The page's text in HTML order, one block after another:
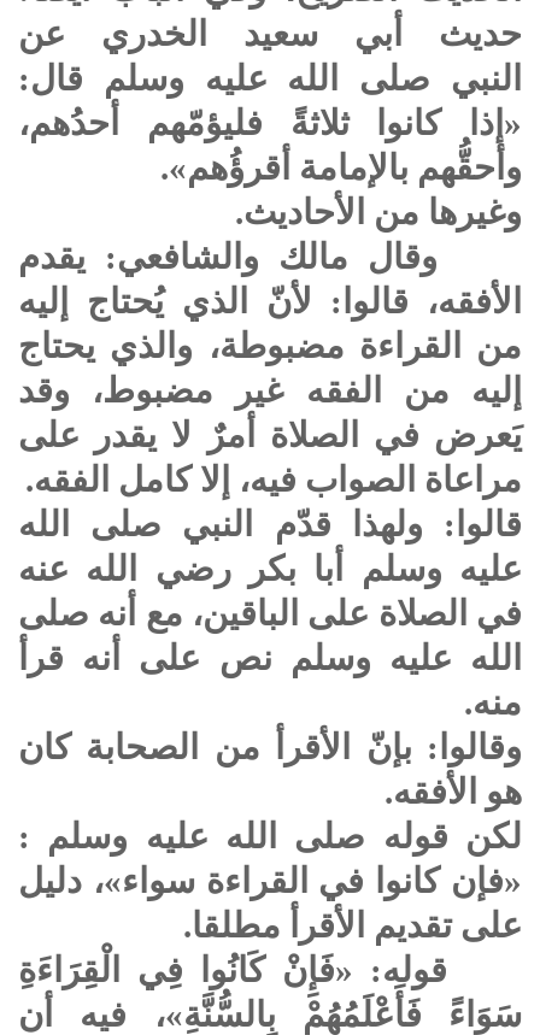
حديث أبي سعيد الخدري عن
النبي صلى الله عليه وسلم قال:
«إذا كانوا ثلاثةً فليؤمّهم أحدُهم،
وأحقُّهم بالإمامة أقرؤُهم».
وغيرها من الأحاديث.
وقال مالك والشافعي: يقدم
الأفقه، قالوا: لأنّ الذي يُحتاج إليه
من القراءة مضبوطة، والذي يحتاج
إليه من الفقه غير مضبوط، وقد
يَعرض في الصلاة أمرٌ لا يقدر على
مراعاة الصواب فيه، إلا كامل الفقه.
قالوا: ولهذا قدّم النبي صلى الله
عليه وسلم
أبا بكر رضي الله عنه
في الصلاة على الباقين، مع أنه صلى
الله عليه وسلم نص على أنه قرأ
منه.
وقالوا: بإنّ الأقرأ من الصحابة كان
هو الأفقه.
لكن قوله صلى الله عليه وسلم :
«فإن كانوا في القراءة سواء»، دليل
على تقديم الأقرأ مطلقا.
قوله: «فَإِنْ كَانُوا فِي الْقِرَاءَةِ
سَوَاءً فَأَعْلَمُهُمْ بِالسُّنَّةِ»، فيه أن